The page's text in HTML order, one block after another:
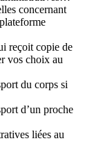
concernant
reçoit copie de
vos choix au
du corps si
d’un proche
liées au